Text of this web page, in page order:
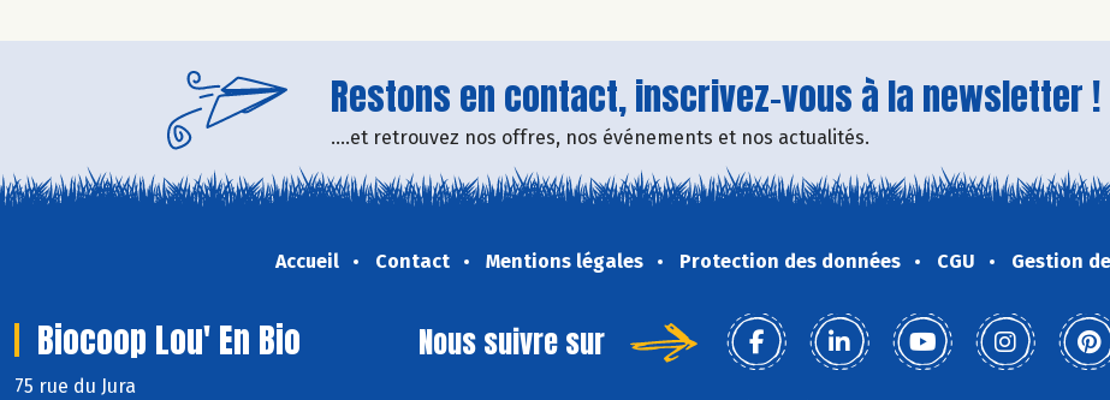
Restons en contact, inscrivez-vous à la newsletter !
....et retrouvez nos offres, nos événements et nos actualités.
Accueil Contact Mentions légales Protection des données CGU Gestion
Biocoop Lou' En Bio
75 rue du Jura
Nous suivre sur